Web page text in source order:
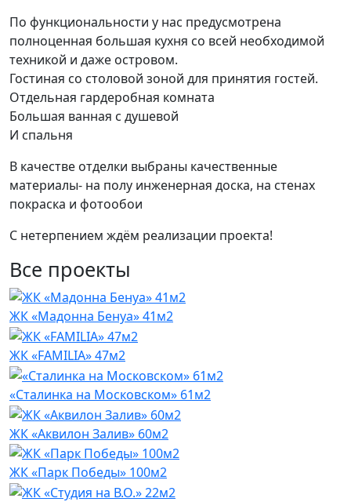
По функциональности у нас предусмотрена
полноценная большая кухня со всей необходимой
техникой и даже островом.
Гостиная со столовой зоной для принятия гостей.
Отдельная гардеробная комната
Большая ванная с душевой
И спальня
В качестве отделки выбраны качественные
материалы- на полу инженерная доска, на стенах
покраска и фотообои
С нетерпением ждём реализации проекта!
Все проекты
ЖК «Мадонна Бенуа» 41м2
ЖК «FAMILIA» 47м2
«Сталинка на Московском» 61м2
ЖК «Аквилон Залив» 60м2
ЖК «Парк Победы» 100м2